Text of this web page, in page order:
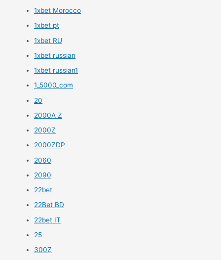
1xbet Morocco
1xbet pt
1xbet RU
1xbet russian
1xbet russian1
1_5000_com
20
2000A Z
2000Z
2000ZDP
2060
2090
22bet
22Bet BD
22bet IT
25
300Z